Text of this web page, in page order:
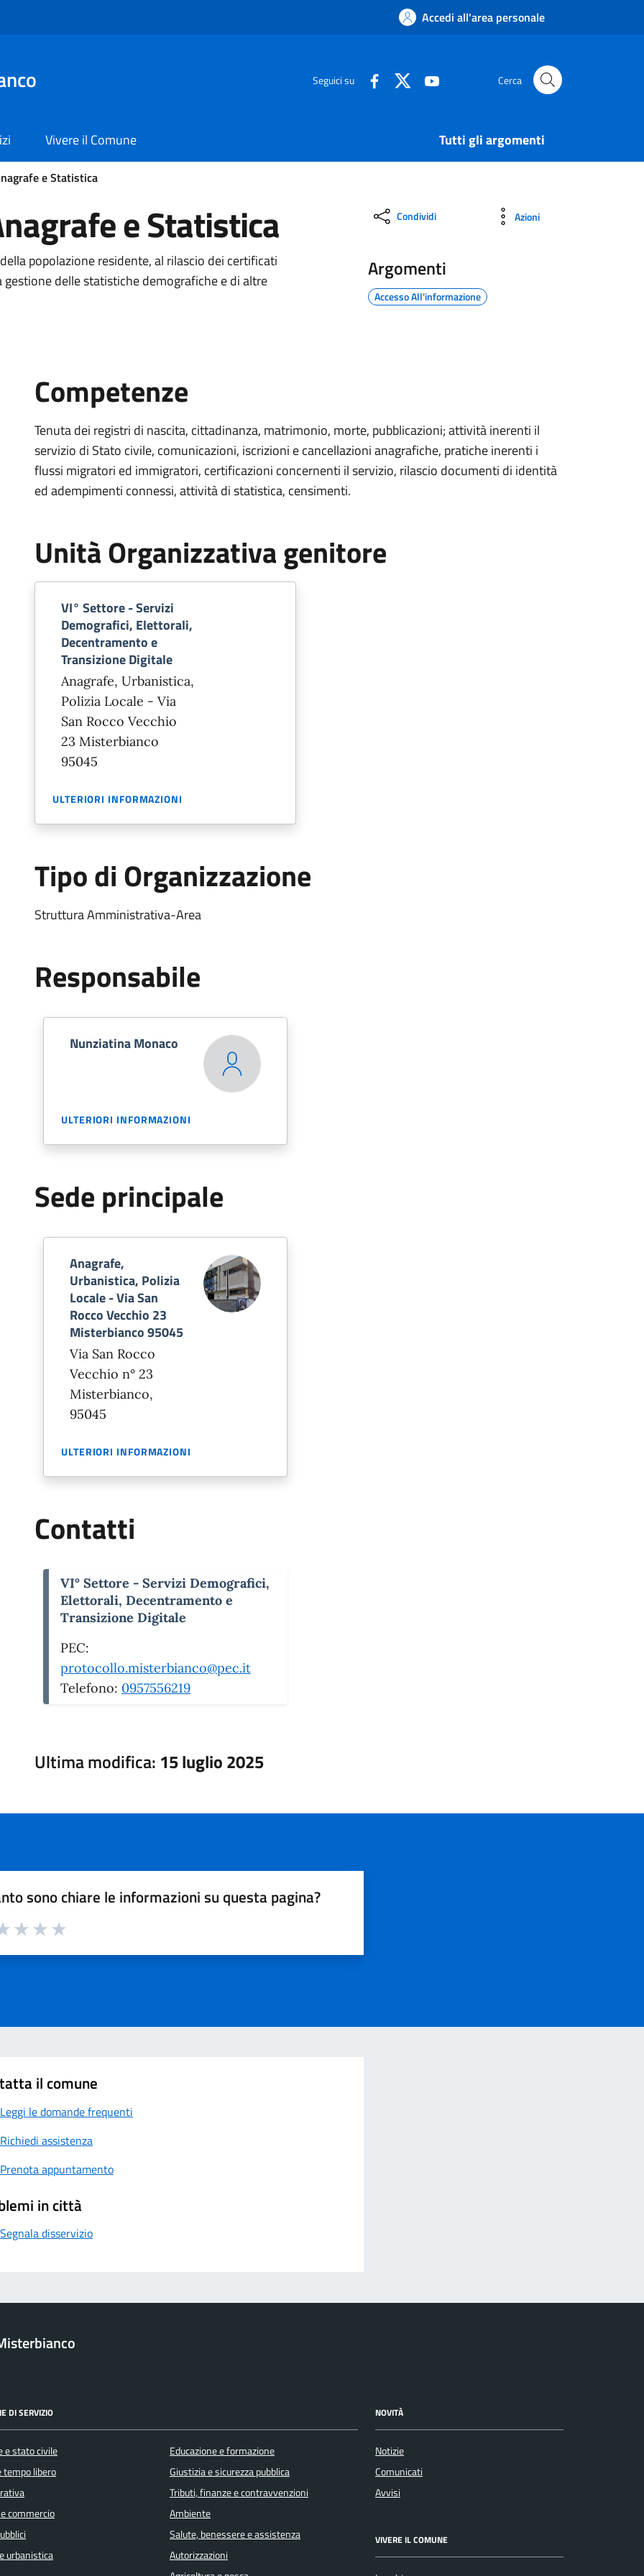
Accedi all'area personale
Seguici su Cerca
Vivere il Comune Tutti gli argomenti
e Statistica
e Statistica
popolazione residente, al rilascio dei certificati
delle statistiche demografiche e di altre
Condividi Azioni
Argomenti
Accesso All'informazione
Competenze
Tenuta dei registri di nascita, cittadinanza, matrimonio, morte, pubblicazioni; attività inerenti il
servizio di Stato civile, comunicazioni, iscrizioni e cancellazioni anagrafiche, pratiche inerenti i
flussi migratori ed immigratori, certificazioni concernenti il servizio, rilascio documenti di identità
ed adempimenti connessi, attività di statistica, censimenti.
Unità Organizzativa genitore
VI° Settore - Servizi
Demografici, Elettorali,
Decentramento e
Transizione Digitale
Anagrafe, Urbanistica,
Polizia Locale - Via
San Rocco Vecchio
23 Misterbianco
95045
ULTERIORI INFORMAZIONI
Tipo di Organizzazione
Struttura Amministrativa-Area
Responsabile
Nunziatina Monaco
ULTERIORI INFORMAZIONI
Sede principale
Anagrafe,
Urbanistica, Polizia
Locale - Via San
Rocco Vecchio 23
Misterbianco 95045
Via San Rocco
Vecchio n° 23
Misterbianco,
95045
ULTERIORI INFORMAZIONI
Contatti
VI° Settore - Servizi Demografici,
Elettorali, Decentramento e
Transizione Digitale
PEC:
protocollo.misterbianco@pec.it
Telefono: 0957556219
Ultima modifica: 15 luglio 2025
sono chiare le informazioni su questa pagina?
il comune
Leggi le domande frequenti
Richiedi assistenza
Prenota appuntamento
in città
Segnala disservizio
DI SERVIZIO
e stato civile
tempo libero
commercio
urbanistica
Educazione e formazione
Giustizia e sicurezza pubblica
Tributi, finanze e contravvenzioni
Ambiente
Salute, benessere e assistenza
Autorizzazioni
NOVITÀ
Notizie
Comunicati
Avvisi
VIVERE IL COMUNE